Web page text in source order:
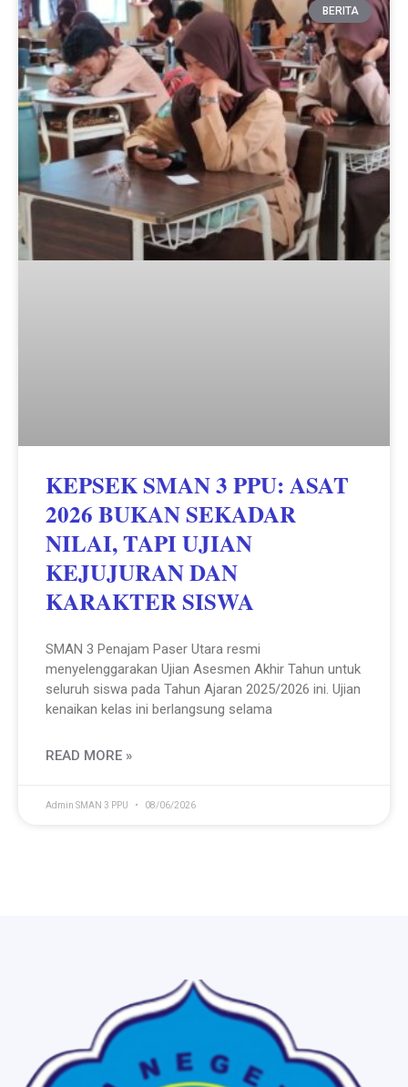
BERITA
KEPSEK SMAN 3 PPU: ASAT
2026 BUKAN SEKADAR
NILAI, TAPI UJIAN
KEJUJURAN DAN
KARAKTER SISWA
SMAN 3 Penajam Paser Utara resmi
menyelenggarakan Ujian Asesmen Akhir Tahun untuk
seluruh siswa pada Tahun Ajaran 2025/2026 ini. Ujian
kenaikan kelas ini berlangsung selama
READ MORE »
Admin SMAN 3 PPU 08/06/2026